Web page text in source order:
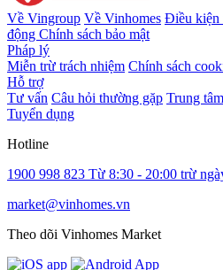
Về Vingroup Về Vinhomes Điều kiện
động Chính sách bảo mật
Pháp lý
Miễn trừ trách nhiệm Chính sách
Hỗ trợ
Tư vấn Câu hỏi thường gặp Trung
Tuyển dụng
Hotline
1900 998 823 Từ 8:30 - 20:00 trừ
market@vinhomes.vn
Theo dõi Vinhomes Market